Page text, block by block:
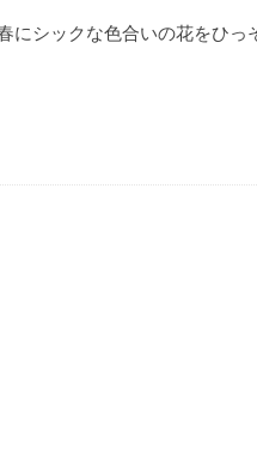
にシックな色合いの花をひ